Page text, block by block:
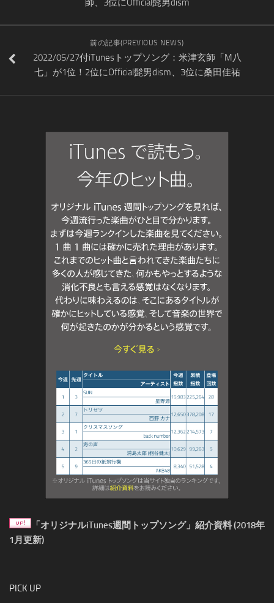
師、3位にOfficial髭男dism
前の記事(PREVIOUS NEWS)
2022/05/27付iTunesトップソング：米津玄師「M八
七」が1位！2位にOfficial髭男dism、3位に桑田佳祐
「オリジナルiTunes週間トップソング」紹介資料 (2018年
1月更新)
PICK UP